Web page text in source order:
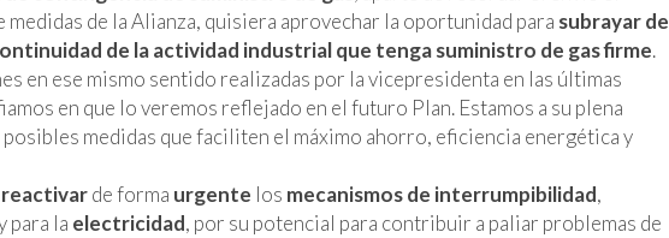
medidas de la Alianza, quisiera aprovechar la oportunidad para subrayar de
de la actividad industrial que tenga suministro de gas firme.
en ese mismo sentido realizadas por la vicepresidenta en las últimas
en que lo veremos reflejado en el futuro Plan. Estamos a su plena
medidas que faciliten el máximo ahorro, eficiencia energética y
reactivarde forma urgente los mecanismos de interrumpibilidad,
para la electricidad, por su potencial para contribuir a paliar problemas de